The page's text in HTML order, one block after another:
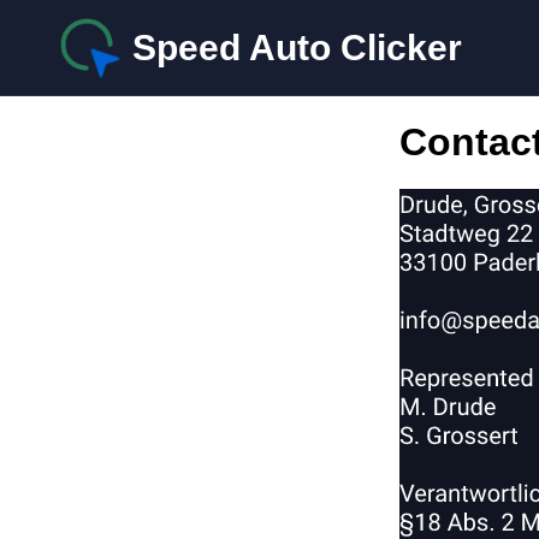
Speed Auto Clicker